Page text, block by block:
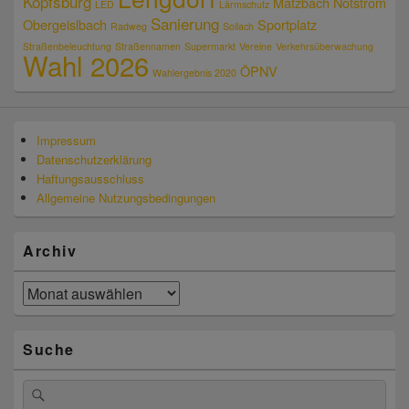
LED Lärmschutz
Obergeislbach Radweg Sanierung Sollach Sportplatz
Straßenbeleuchtung Straßennamen Supermarkt Vereine Verkehrsüberwachung
Wahl 2026 Wahlergebnis 2020 ÖPNV
Impressum
Datenschutzerklärung
Haftungsausschluss
Allgemeine Nutzungsbedingungen
Archiv
Archiv
Suche
Suchen